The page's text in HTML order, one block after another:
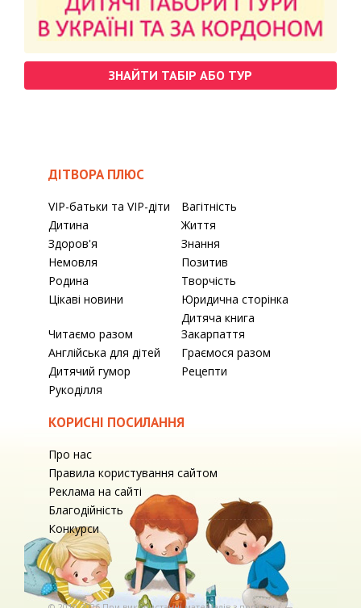
ЗНАЙТИ ТАБІР АБО ТУР
ДІТВОРА ПЛЮС
VIP-батьки та VIP-діти
Вагітність
Дитина
Життя
Здоров'я
Знання
Немовля
Позитив
Родина
Творчість
Цікаві новини
Юридична сторінка
Читаємо разом
Дитяча книга
Закарпаття
Англійська для дітей
Граємося разом
Дитячий гумор
Рецепти
Рукоділля
КОРИСНІ ПОСИЛАННЯ
Про нас
Правила користування сайтом
Реклама на сайті
Благодійність
Конкурси